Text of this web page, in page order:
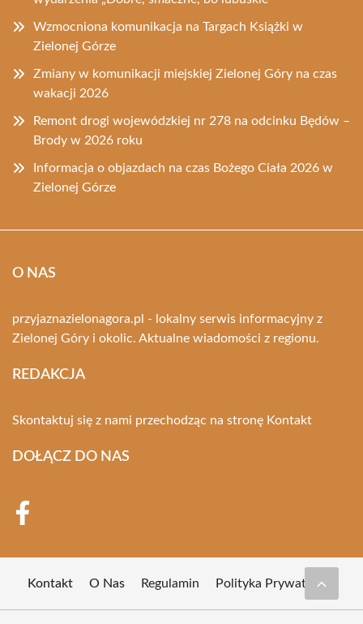
Wzmocniona komunikacja na Targach Książki w
Zielonej Górze
Zmiany w komunikacji miejskiej Zielonej Góry na czas
wakacji 2026
Remont drogi wojewódzkiej nr 278 na odcinku Będów –
Brody w 2026 roku
Informacja o objazdach na czas Bożego Ciała 2026 w
Zielonej Górze
O NAS
przyjaznazielonagora.pl - lokalny serwis informacyjny z
Zielonej Góry i okolic. Aktualne wiadomości z regionu.
REDAKCJA
Skontaktuj się z nami przechodząc na stronę Kontakt
DOŁĄCZ DO NAS
Kontakt O Nas Regulamin Polityka Prywatności